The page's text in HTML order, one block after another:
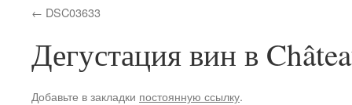
DSC03633
Дегустация вин в
Добавьте в закладки постоянную ссылку.